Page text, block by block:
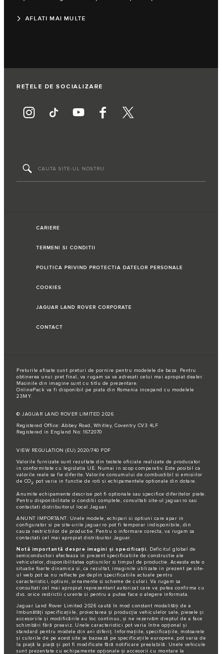
AFLATI MAI MULTE
REȚELE DE SOCIALIZARE
CARIERE
TERMENI SI CONDITII
POLITICA PRIVIND PROTECTIA DATELOR PERSONALE
COOKIES
JAGUAR LAND ROVER CORPORATE
CONTACT
Preturile afisate sunt preturi de pornire pentru modelele de baza. Pentru
obtinerea unui pret final, va rugam sa va adresati celui mai apropiat dealer.
Masinile din imagine sunt cu titlu de prezentare.
OnlinePack va fi disponibil pe piata din Romania incepand cu modelele
23MY.
© JAGUAR LAND ROVER LIMITED 2026
Registered Office: Abbey Road, Whitley, Coventry CV3 4LF
Registered in England No: 1672070
VIEW REGULATION (EU) 2020/740 PDF
Valorile furnizate sunt rezultate din testele oficiale realizate de producator
in conformitate cu legislatia UE. Numai in scop comparativ. Este posibil ca
valorile reale sa fie diferite. Valorile consumului de combustibil si emisiilor
de CO2 pot varia in functie de roti si echipamentele optionale din dotare.
Anumite echipamente descrise pot fi optionale sau specifice diferitelor piete.
Pentru disponibilitate si conditii complete, consultati site-ul jaguar.ro sau
contactati distribuitorul local Jaguar.
ANUNT IMPORTANT: Unele modele, echipari si optiuni care apar in
configurator si pe site-urile jaguar.ro pot fi temporar indisponibile, din
cauza restrictiilor de productie. Pentru o informare corecta, va rugam sa
contactati cel mai apropiat distribuitor Jaguar.
Notă importantă despre imagini și specificații. Deficitul global de
semiconductori afecteaza in prezent specificatiile de constructie ale
vehiculelor, disponibilitatea optiunilor si timpul de productie. Aceasta este o
situatie foarte dinamica si, ca rezultat, imaginile utilizate in prezent pe site-
ul web pot sa nu reflecte pe deplin specificatiile actuale pentru
caracteristici, optiuni, ornamente si scheme de culori. Va rugam sa
consultati cel mai apropiat reprezentant autorizat care va putea confirma cu
dvs. orice restrictii curente si pentru a putea face o alegere informata.
Jaguar Land Rover Limited 2026 caută în mod constant modalități de a
îmbunătăți specificațiile, proiectarea și producția vehiculelor sale, piesele și
accesoriile și modificările au loc continuu, și ne rezervăm dreptul de a face
schimbări fără preaviz. Unele caracteristici pot varia între opțional și
standard pentru modele din ani diferiț. Informațiile, specificațiile, motoarele
și culorile de pe acest site se bazează pe specificațiile europene, pot varia de
la piață la piață și pot fi modificate fără notificare prealabilă. Unele vehicule
sunt prezentate cu echipamente opționale și accesorii cu montare la